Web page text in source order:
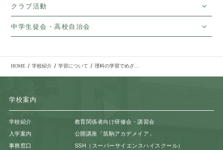
クラブ活動
中学生徒会・高校自治会
HOME / 学校紹介 / 学習について /
学校案内
学校紹介
入学案内
事務窓口
教育関係者向け研修会・講習会
公開講座「筑駒アカデメイア」
SSH（スーパーサイエンスハイスクール）